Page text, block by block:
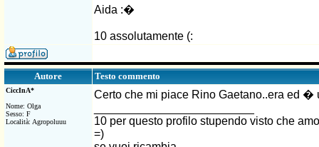
Aida :�
10 assolutamente (:
Autore Testo commento
CiccInA*
Nome: Olga
Sesso: F
Località: Agropoluuu
Certo che mi piace Rino Gaetano..era ed �
10 per questo profilo stupendo visto che
=)